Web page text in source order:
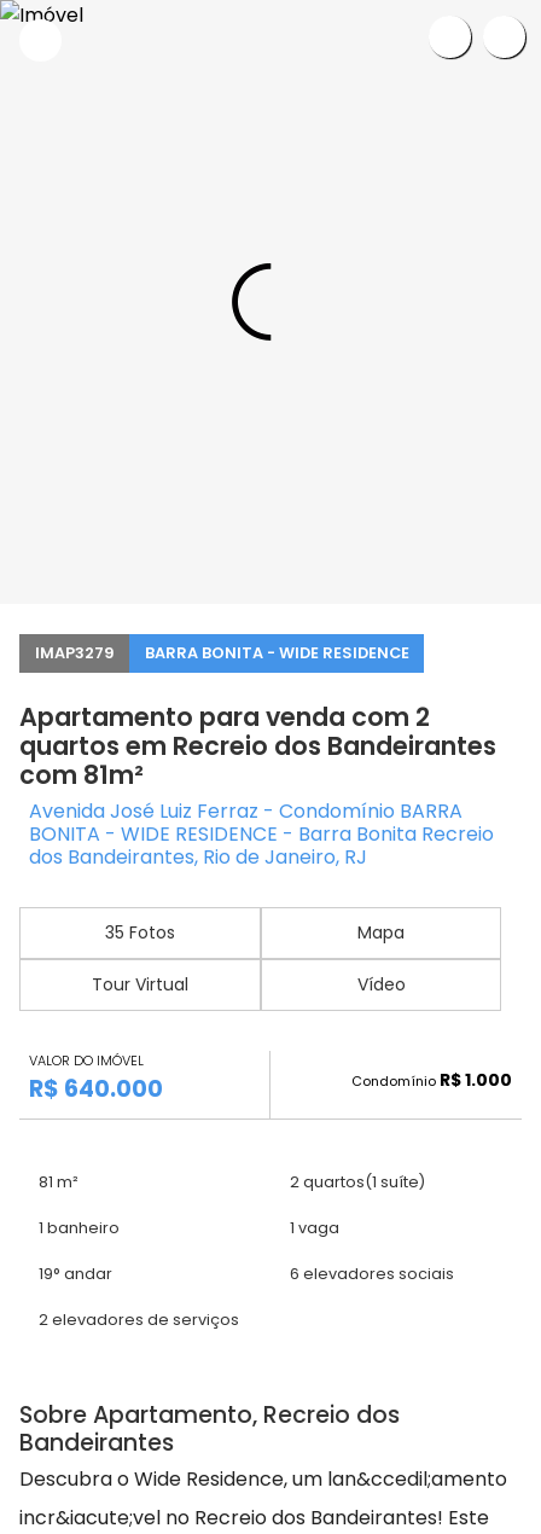
IMAP3279 BARRA BONITA - WIDE RESIDENCE
Apartamento para venda com 2
quartos em Recreio dos Bandeirantes
com 81m²
Avenida José Luiz Ferraz - Condomínio BARRA
BONITA - WIDE RESIDENCE - Barra Bonita Recreio
dos Bandeirantes, Rio de Janeiro, RJ
35 Fotos Mapa
Tour Virtual Vídeo
VALOR DO IMÓVEL
R$ 640.000 Condomínio R$ 1.000
81 m² 2 quartos(1 suíte)
1 banheiro 1 vaga
19° andar 6 elevadores sociais
2 elevadores de serviços
Sobre Apartamento, Recreio dos
Bandeirantes
Descubra o Wide Residence, um lan&ccedil;amento
incr&iacute;vel no Recreio dos Bandeirantes! Este